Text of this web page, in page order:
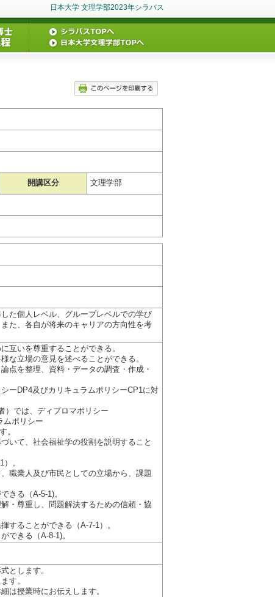
日本大学 文理学部2023年シラバス
開講区分 文理学部
た個人レベル、グループレベルでの学び
た、各自が将来のキャリアの方向性を考
互いを尊重することができる。
な立場の意見を述べることができる。
点を整理、資料・データの調査・作成・
ーDP4及びカリキュラムポリシーCP1に対
）では、ディプロマポリシー
ムポリシー
。
いて、社会福祉学の役割を説明すること
。
職業人及び市民としての立場から、課題
きる（A-5-1)。
・尊重し、問題解決するための信頼・協
することができる（A-7-1）。
できる（A-8-1)。
とします。
す。
は授業時にお伝えします。